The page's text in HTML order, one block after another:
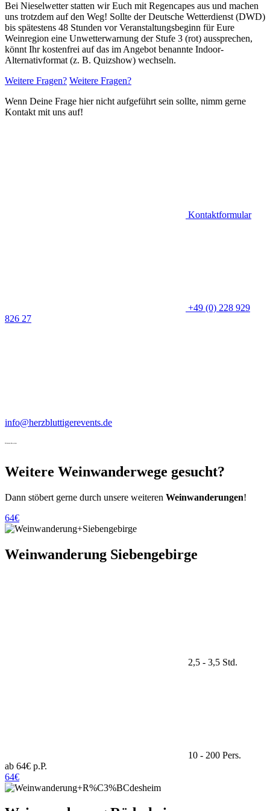
Bei Nieselwetter statten wir Euch mit Regencapes aus und machen
uns trotzdem auf den Weg! Sollte der Deutsche Wetterdienst (DWD)
bis spätestens 48 Stunden vor Veranstaltungsbeginn für Eure
Weinregion eine Unwetterwarnung der Stufe 3 (rot) aussprechen,
könnt Ihr kostenfrei auf das im Angebot benannte Indoor-
Alternativformat (z. B. Quizshow) wechseln.
Weitere Fragen? Weitere Fragen?
Wenn Deine Frage hier nicht aufgeführt sein sollte, nimm gerne
Kontakt mit uns auf!
Kontaktformular
+49 (0) 228 929
826 27
info@herzbluttigerevents.de
Weitere Routen
Weitere Weinwanderwege gesucht?
Dann stöbert gerne durch unsere weiteren Weinwanderungen!
64€
Weinwanderung Siebengebirge
2,5 - 3,5 Std.
10 - 200 Pers.
ab 64€ p.P.
64€